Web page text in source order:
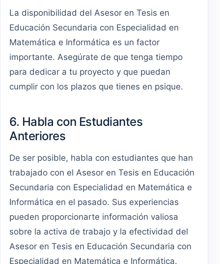
La disponibilidad del Asesor en Tesis en
Educación Secundaria con Especialidad en
Matemática e Informática es un factor
importante. Asegúrate de que tenga tiempo
para dedicar a tu proyecto y que puedan
cumplir con los plazos que tienes en psique.
6. Habla con Estudiantes
Anteriores
De ser posible, habla con estudiantes que han
trabajado con el Asesor en Tesis en Educación
Secundaria con Especialidad en Matemática e
Informática en el pasado. Sus experiencias
pueden proporcionarte información valiosa
sobre la activa de trabajo y la efectividad del
Asesor en Tesis en Educación Secundaria con
Especialidad en Matemática e Informática.